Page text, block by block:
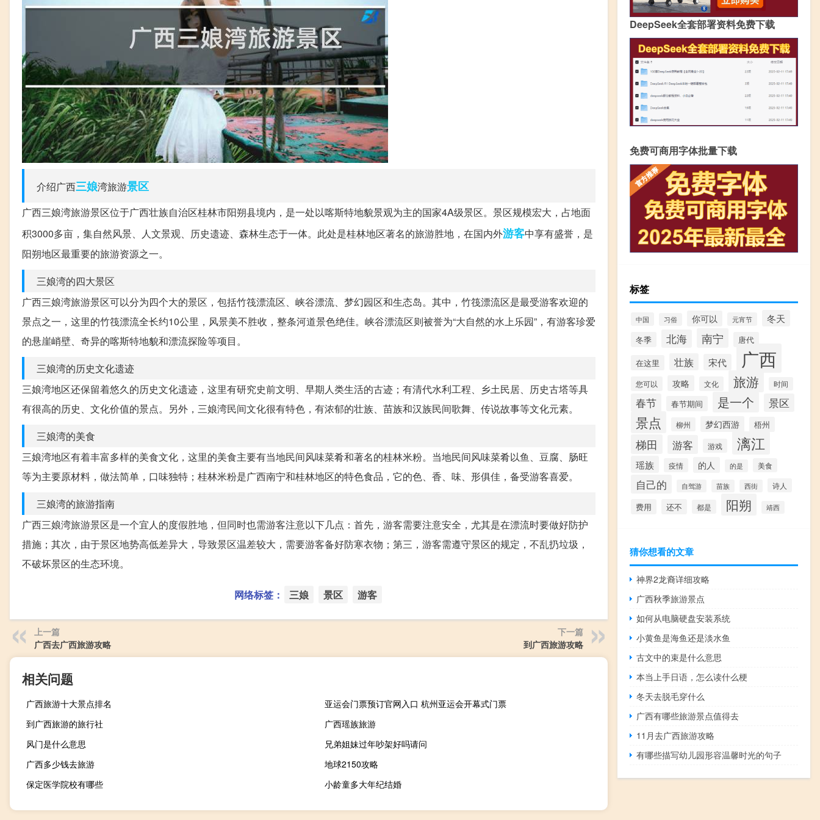
介绍广西三娘湾旅游景区
广西三娘湾旅游景区位于广西壮族自治区桂林市阳朔县境内，是一处以喀斯特地貌景观为主的国家4A级景区。景区规模宏大，占地面
积3000多亩，集自然风景、人文景观、历史遗迹、森林生态于一体。此处是桂林地区著名的旅游胜地，在国内外游客中享有盛誉，是
阳朔地区最重要的旅游资源之一。
三娘湾的四大景区
广西三娘湾旅游景区可以分为四个大的景区，包括竹筏漂流区、峡谷漂流、梦幻园区和生态岛。其中，竹筏漂流区是最受游客欢迎的
景点之一，这里的竹筏漂流全长约10公里，风景美不胜收，整条河道景色绝佳。峡谷漂流区则被誉为“大自然的水上乐园”，有游客珍爱
的悬崖峭壁、奇异的喀斯特地貌和漂流探险等项目。
三娘湾的历史文化遗迹
三娘湾地区还保留着悠久的历史文化遗迹，这里有研究史前文明、早期人类生活的古迹；有清代水利工程、乡土民居、历史古塔等具
有很高的历史、文化价值的景点。另外，三娘湾民间文化很有特色，有浓郁的壮族、苗族和汉族民间歌舞、传说故事等文化元素。
三娘湾的美食
三娘湾地区有着丰富多样的美食文化，这里的美食主要有当地民间风味菜肴和著名的桂林米粉。当地民间风味菜肴以鱼、豆腐、肠旺
等为主要原材料，做法简单，口味独特；桂林米粉是广西南宁和桂林地区的特色食品，它的色、香、味、形俱佳，备受游客喜爱。
三娘湾的旅游指南
广西三娘湾旅游景区是一个宜人的度假胜地，但同时也需游客注意以下几点：首先，游客需要注意安全，尤其是在漂流时要做好防护
措施；其次，由于景区地势高低差异大，导致景区温差较大，需要游客备好防寒衣物；第三，游客需遵守景区的规定，不乱扔垃圾，
不破坏景区的生态环境。
网络标签： 三娘 景区 游客
上一篇
广西去广西旅游攻略
下一篇
到广西旅游攻略
相关问题
广西旅游十大景点排名
亚运会门票预订官网入口 杭州亚运会开幕式门票
到广西旅游的旅行社
广西瑶族旅游
风门是什么意思
兄弟姐妹过年吵架好吗请问
广西多少钱去旅游
地球2150攻略
保定医学院校有哪些
小龄童多大年纪结婚
DeepSeek全套部署资料免费下载
免费可商用字体批量下载
标签
中国 习俗 你可以 元宵节 冬天
冬季 北海 南宁
唐代
在这里
壮族 宋代 广西
您可以 攻略 文化 旅游 时间
春节 春节期间 是一个 景区
景点 柳州 梦幻西游 梧州
梯田 游客 游戏 漓江
瑶族 疫情 的人 的是 美食
自己的 自驾游 苗族 西街 诗人
费用 还不 都是 阳朔 靖西
猜你想看的文章
神界2龙裔详细攻略
广西秋季旅游景点
如何从电脑硬盘安装系统
小黄鱼是海鱼还是淡水鱼
古文中的束是什么意思
本当上手日语，怎么读什么梗
冬天去脱毛穿什么
广西有哪些旅游景点值得去
11月去广西旅游攻略
有哪些描写幼儿园形容温馨时光的句子